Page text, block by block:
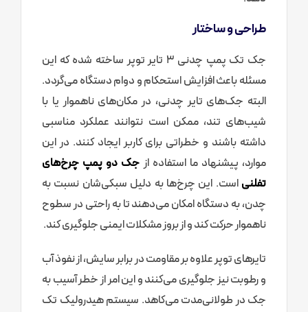
طراحی و ساختار
جک تک پمپ چدنی 3 تایر توپر ساخته شده که این
مسئله باعث افزایش استحکام و دوام دستگاه می‌گردد.
البته جک‌های تایر چدنی، در مکان‌های ناهموار یا با
شیب‌های تند، ممکن است نتوانند عملکرد مناسبی
داشته باشند و خطراتی برای کاربر ایجاد کنند. در این
موارد، پیشنهاد ما استفاده از جک دو پمپ چرخ‌های
تفلنی است. این چرخ‌ها به دلیل سبکی‌شان نسبت به
چدن، به دستگاه امکان می‌دهند تا به راحتی در سطوح
ناهموار حرکت کند و از بروز مشکلات ایمنی جلوگیری کند.
تایرهای توپر علاوه بر مقاومت در برابر سایش، از نفوذ آب
و رطوبت نیز جلوگیری می‌کنند و این امر از خطر آسیب به
جک در طولانی‌مدت می‌کاهد. سیستم هیدرولیک تک